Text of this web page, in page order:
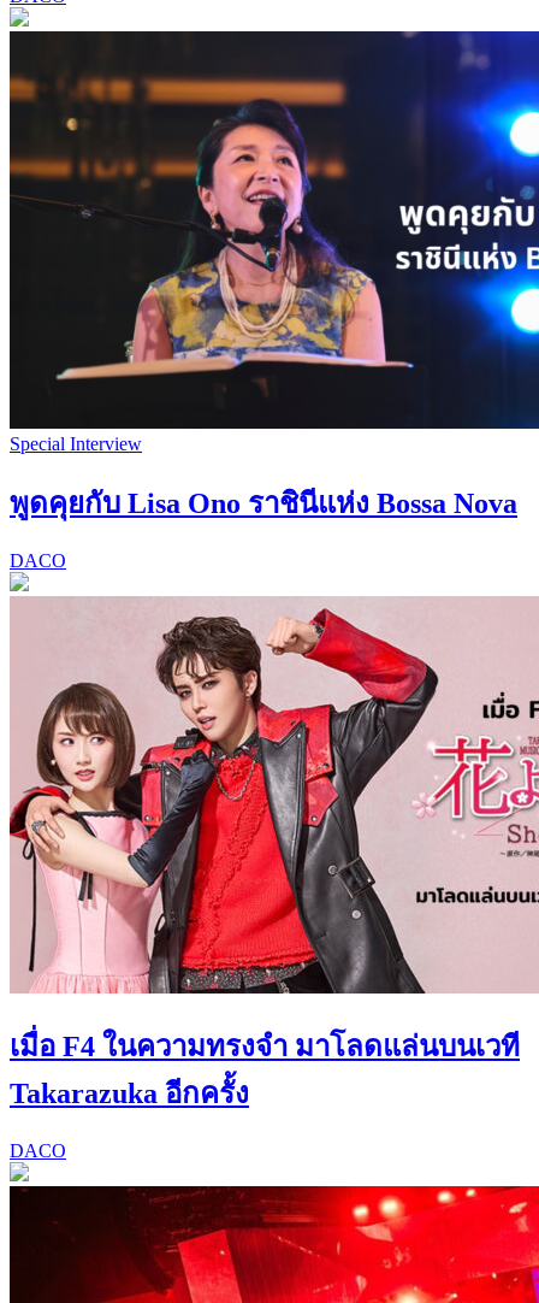
Special Interview
พูดคุยกับ Lisa Ono ราชินีแห่ง Bossa Nova
DACO
เมื่อ F4 ในความทรงจำ มาโลดแล่นบนเวที
Takarazuka อีกครั้ง
DACO